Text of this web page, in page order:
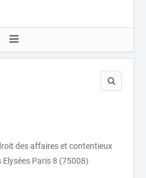
des affaires et contentieux
Paris 8 (75008)